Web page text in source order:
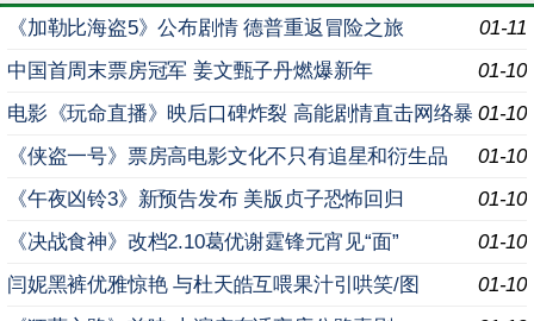
01-11
《加勒比海盗5》公布剧情 德普重返冒险之旅
01-10
中国首周末票房冠军 姜文甄子丹燃爆新年
01-10
电影《玩命直播》映后口碑炸裂 高能剧情直击网络暴
力
01-10
《侠盗一号》票房高电影文化不只有追星和衍生品
01-10
《午夜凶铃3》新预告发布 美版贞子恐怖回归
01-10
《决战食神》改档2.10葛优谢霆锋元宵见“面”
01-10
闫妮黑裤优雅惊艳 与杜天皓互喂果汁引哄笑/图